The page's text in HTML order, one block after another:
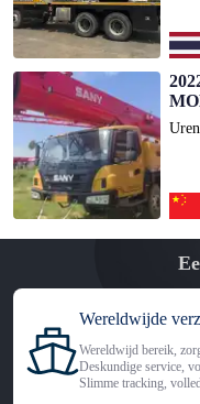
Wereldwijde
Wereldwijd bereik,
Deskundige service,
Slimme tracking,